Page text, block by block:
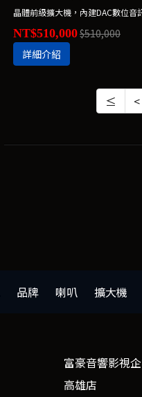
晶體前級擴大機，內建DAC數位音
NT$510,000$510,000
詳細介紹
≤ <
品牌 喇叭 擴大機
富豪音響影視
高雄店